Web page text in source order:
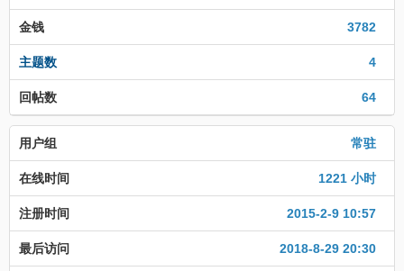
3782
金钱
4
主题数
64
回帖数
常驻
用户组
1221 小时
在线时间
2015-2-9 10:57
注册时间
2018-8-29 20:30
最后访问